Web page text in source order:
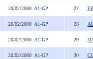
20/02/2000 A1-GP 27
20/02/2000 A1-GP 28
20/02/2000 A1-GP 29
20/02/2000 A1-GP 30